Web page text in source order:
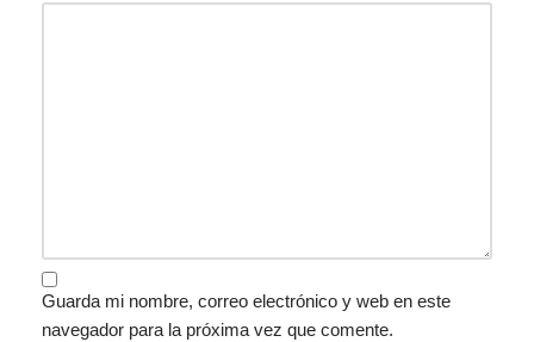
Guarda mi nombre, correo electrónico y web en este
navegador para la próxima vez que comente.